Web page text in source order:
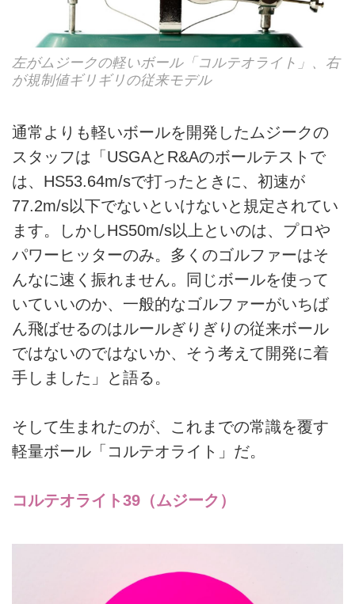
左がムジークの軽いボール「コルテオライト」、右
が規制値ギリギリの従来モデル
通常よりも軽いボールを開発したムジークの
スタッフは「USGAとR&Aのボールテストで
は、HS53.64m/sで打ったときに、初速が
77.2m/s以下でないといけないと規定されてい
ます。しかしHS50m/s以上といのは、プロや
パワーヒッターのみ。多くのゴルファーはそ
んなに速く振れません。同じボールを使って
いていいのか、一般的なゴルファーがいちば
ん飛ばせるのはルールぎりぎりの従来ボール
ではないのではないか、そう考えて開発に着
手しました」と語る。
そして生まれたのが、これまでの常識を覆す
軽量ボール「コルテオライト」だ。
コルテオライト39（ムジーク）